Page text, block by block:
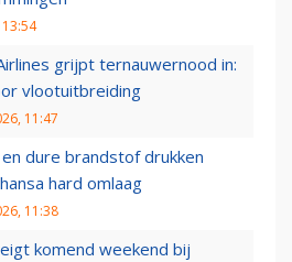
grijpt ternauwernood in:
vlootuitbreiding
11:47
dure brandstof drukken
hard omlaag
11:38
komend weekend bij